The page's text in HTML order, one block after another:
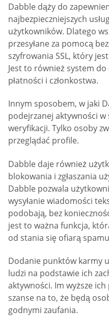
Dabble dąży do
najbezpieczniejszych
użytkowników. Dlatego
przesyłane za pomocą
szyfrowania SSL, który
Jest to również system
płatności i członkostwa.
Innym sposobem, w jaki
podejrzanej aktywności
weryfikacji. Tylko osoby
przeglądać profile.
Dabble daje również
blokowania i zgłaszania
Dabble pozwala
wysyłanie wiadomości
podobają, bez
jest to ważna funkcja,
od stania się ofiarą
Dodanie punktów karmy
ludzi na podstawie ich
aktywności. Im wyższe
szanse na to, że będą
godnymi zaufania.